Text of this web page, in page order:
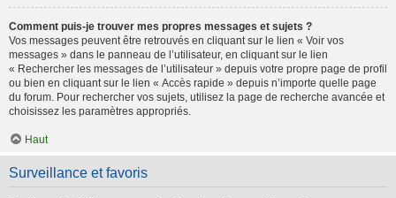
Comment puis-je trouver mes propres messages et sujets ?
Vos messages peuvent être retrouvés en cliquant sur le lien « Voir vos
messages » dans le panneau de l’utilisateur, en cliquant sur le lien
« Rechercher les messages de l’utilisateur » depuis votre propre page de profil
ou bien en cliquant sur le lien « Accès rapide » depuis n’importe quelle page
du forum. Pour rechercher vos sujets, utilisez la page de recherche avancée et
choisissez les paramètres appropriés.
Haut
Surveillance et favoris